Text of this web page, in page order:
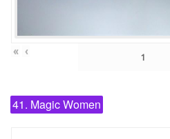
« ‹
41. Magic Women